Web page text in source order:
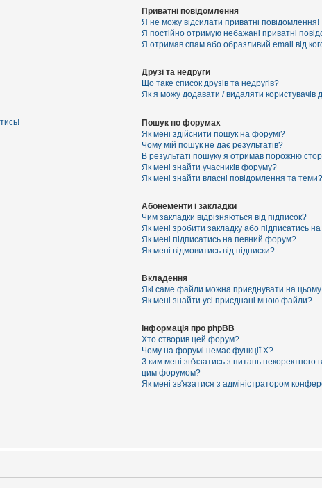
Приватні повідомлення
Я не можу відсилати приватні повідомлення!
Я постійно отримую небажані приватні
Я отримав спам або образливий email від
Друзі та недруги
Що таке список друзів та недругів?
Як я можу додавати / видаляти користувачів
Пошук по форумах
Як мені здійснити пошук на форумі?
Чому мій пошук не дає результатів?
В результаті пошуку я отримав порожню
Як мені знайти учасників форуму?
Як мені знайти власні повідомлення та теми?
Абонементи і закладки
Чим закладки відрізняються від підписок?
Як мені зробити закладку або підписатись
Як мені підписатись на певний форум?
Як мені відмовитись від підписки?
Вкладення
Які саме файли можна приєднувати на
Як мені знайти усі приєднані мною файли?
Інформація про phpBB
Хто створив цей форум?
Чому на форумі немає функції X?
З ким мені зв'язатись з питань
цим форумом?
Як мені зв'язатися з адміністратором